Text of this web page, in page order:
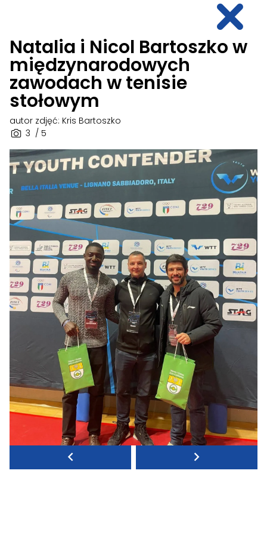
Natalia i Nicol Bartoszko w
międzynarodowych
zawodach w tenisie
stołowym
3 / 5
autor zdjęć: Kris Bartoszko